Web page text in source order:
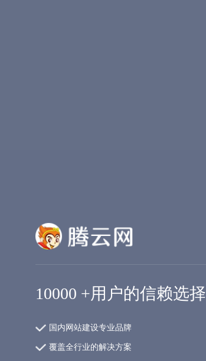
10000 +用户的信赖选择
国内网站建设专业品牌
覆盖全行业的解决方案